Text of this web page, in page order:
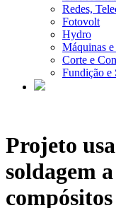
Redes,
Fotovolt
Hydro
Máquinas
Corte e
Fundição e
Projeto
soldagem